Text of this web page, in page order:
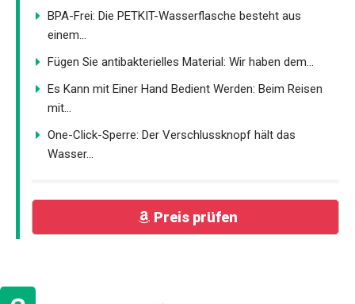
BPA-Frei: Die PETKIT-Wasserflasche besteht aus
einem...
Fügen Sie antibakterielles Material: Wir haben dem...
Es Kann mit Einer Hand Bedient Werden: Beim Reisen
mit...
One-Click-Sperre: Der Verschlussknopf hält das
Wasser...
Preis prüfen